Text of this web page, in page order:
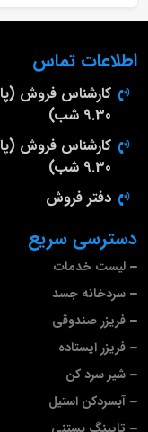
دسترسی سریع
لیست خدمات
سردخانه جسد
فریزر صندوقی
فریزر ایستاده
شیر سرد کن
آبسردکن استیل
اطلاعات تماس
9.30 شب)
9.30 شب)
دفتر فروش